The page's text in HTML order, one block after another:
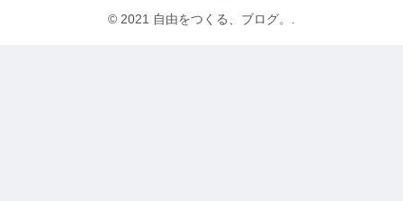
© 2021 自由をつくる、ブログ。.